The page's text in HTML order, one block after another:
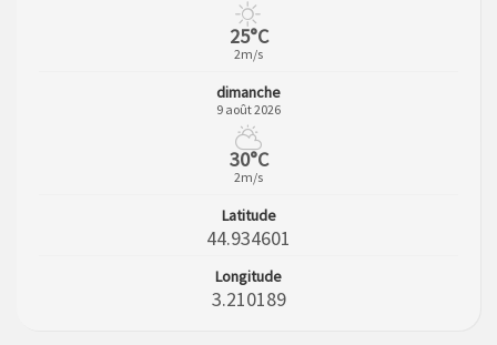
25°C
2m/s
dimanche
9 août 2026
30°C
2m/s
Latitude
44.934601
Longitude
3.210189